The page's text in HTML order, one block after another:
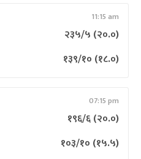
11:15 am
२३५/५ (२०.०)
१३९/१० (१८.०)
07:15 pm
१९६/६(२०.०)
१०३/१० (१५.५)